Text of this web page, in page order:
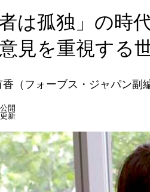
者は孤独」の時
見を重視する
（フォーブス・ジャパン副
開
新